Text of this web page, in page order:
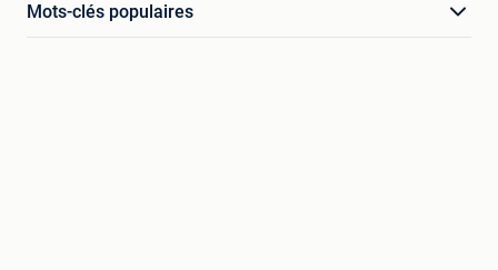
Mots-clés populaires